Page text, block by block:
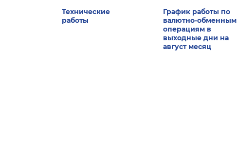
Технические
работы
График работы по
валютно-обменным
операциям в
выходные дни на
август месяц